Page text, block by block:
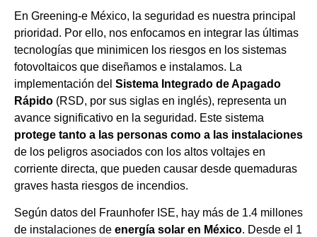
En Greening-e México, la seguridad es nuestra principal
prioridad. Por ello, nos enfocamos en integrar las últimas
tecnologías que minimicen los riesgos en los sistemas
fotovoltaicos que diseñamos e instalamos. La
implementación del Sistema Integrado de Apagado
Rápido (RSD, por sus siglas en inglés), representa un
avance significativo en la seguridad. Este sistema
protege tanto a las personas como a las instalaciones
de los peligros asociados con los altos voltajes en
corriente directa, que pueden causar desde quemaduras
graves hasta riesgos de incendios.
Según datos del Fraunhofer ISE, hay más de 1.4 millones
de instalaciones de energía solar en México. Desde el 1